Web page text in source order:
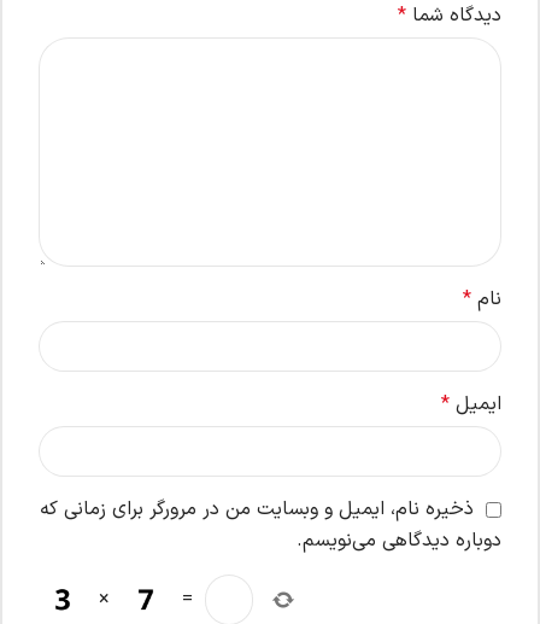
دیدگاه شما *
نام *
ایمیل *
ذخیره نام، ایمیل و وبسایت من در مرورگر برای زمانی که
دوباره دیدگاهی می‌نویسم.
× =